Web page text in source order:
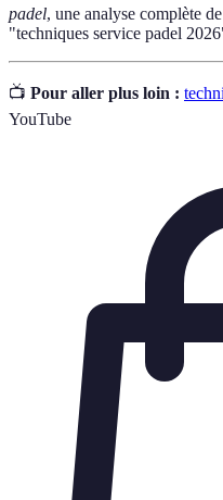
padel, une analyse complète
"techniques service padel
📺 Pour aller plus loin :
YouTube